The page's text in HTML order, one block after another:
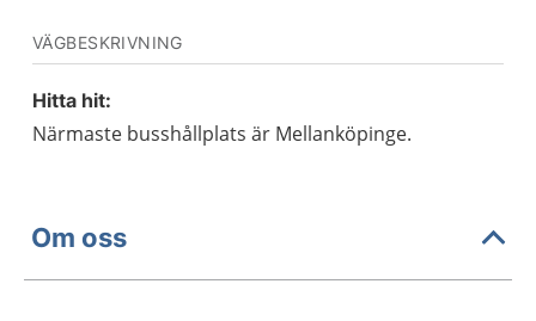
VÄGBESKRIVNING
Hitta hit:
Närmaste busshållplats är Mellanköpinge.
Om oss